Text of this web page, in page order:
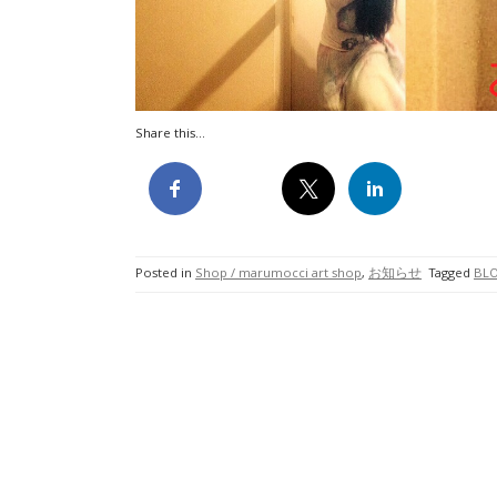
Share this...
Posted in Shop / marumocci art shop, お知らせ Tagged